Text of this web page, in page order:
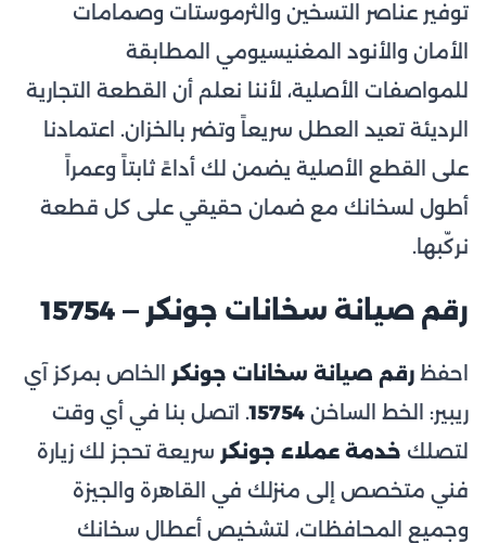
توفير عناصر التسخين والثرموستات وصمامات
الأمان والأنود المغنيسيومي المطابقة
للمواصفات الأصلية، لأننا نعلم أن القطعة التجارية
الرديئة تعيد العطل سريعاً وتضر بالخزان. اعتمادنا
على القطع الأصلية يضمن لك أداءً ثابتاً وعمراً
أطول لسخانك مع ضمان حقيقي على كل قطعة
نركّبها.
رقم صيانة سخانات جونكر — 15754
احفظ رقم صيانة سخانات جونكر الخاص بمركز آي
ريبير: الخط الساخن 15754. اتصل بنا في أي وقت
لتصلك خدمة عملاء جونكر سريعة تحجز لك زيارة
فني متخصص إلى منزلك في القاهرة والجيزة
وجميع المحافظات، لتشخيص أعطال سخانك